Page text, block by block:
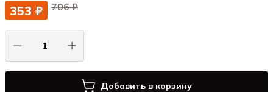
353 ₽ 706 ₽
Добавить в корзину